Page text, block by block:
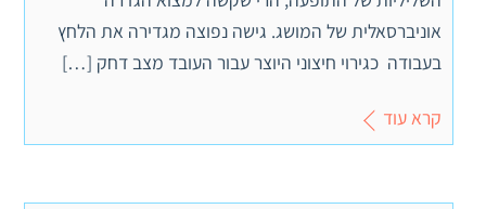
אוניברסאלית של המושג. גישה נפוצה מגדירה את הלחץ
בעבודה כגירוי חיצוני היוצר עבור העובד מצב דחק […]
קרא עוד